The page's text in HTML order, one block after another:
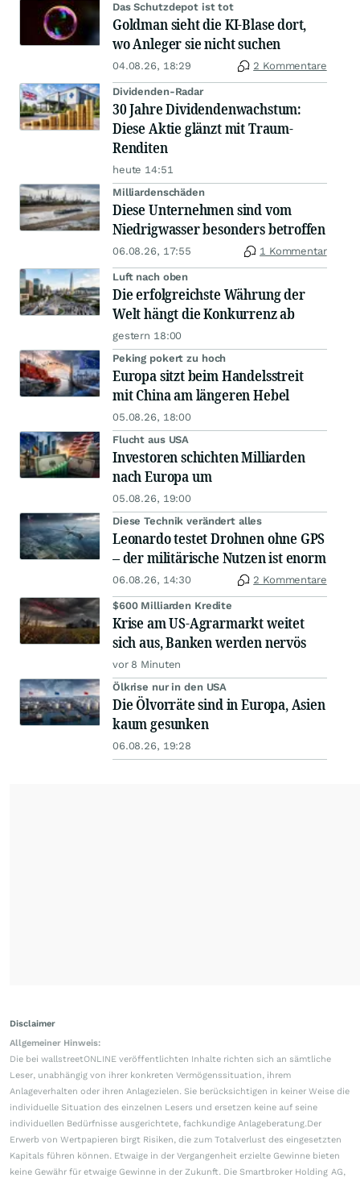
Das Schutzdepot ist tot
Goldman sieht die KI-Blase dort,
wo Anleger sie nicht suchen
04.08.26, 18:29 2 Kommentare
Dividenden-Radar
30 Jahre Dividendenwachstum:
Diese Aktie glänzt mit Traum-
Renditen
heute 14:51
Milliardenschäden
Diese Unternehmen sind vom
Niedrigwasser besonders betroffen
06.08.26, 17:55 1 Kommentar
Luft nach oben
Die erfolgreichste Währung der
Welt hängt die Konkurrenz ab
gestern 18:00
Peking pokert zu hoch
Europa sitzt beim Handelsstreit
mit China am längeren Hebel
05.08.26, 18:00
Flucht aus USA
Investoren schichten Milliarden
nach Europa um
05.08.26, 19:00
Diese Technik verändert alles
Leonardo testet Drohnen ohne GPS
– der militärische Nutzen ist enorm
06.08.26, 14:30 2 Kommentare
$600 Milliarden Kredite
Krise am US-Agrarmarkt weitet
sich aus, Banken werden nervös
vor 8 Minuten
Ölkrise nur in den USA
Die Ölvorräte sind in Europa, Asien
kaum gesunken
06.08.26, 19:28
Disclaimer
Allgemeiner Hinweis:
Die bei wallstreetONLINE veröffentlichten Inhalte richten sich an sämtliche
Leser, unabhängig von ihrer konkreten Vermögenssituation, ihrem
Anlageverhalten oder ihren Anlagezielen. Sie berücksichtigen in keiner Weise die
individuelle Situation des einzelnen Lesers und ersetzen keine auf seine
individuellen Bedürfnisse ausgerichtete, fachkundige Anlageberatung.Der
Erwerb von Wertpapieren birgt Risiken, die zum Totalverlust des eingesetzten
Kapitals führen können. Etwaige in der Vergangenheit erzielte Gewinne bieten
keine Gewähr für etwaige Gewinne in der Zukunft. Die Smartbroker Holding AG,